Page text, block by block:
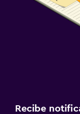
Enchufe cerca de la
Armario o clóset
Recibe